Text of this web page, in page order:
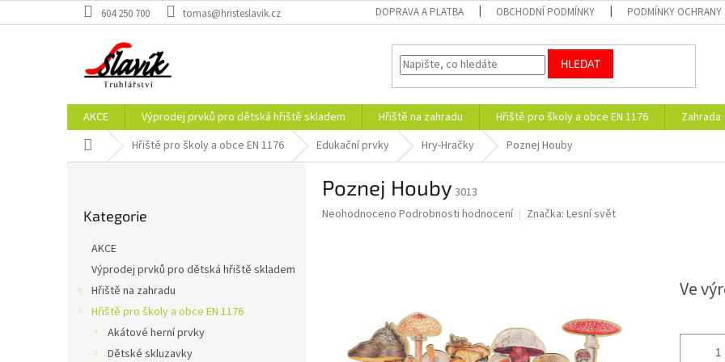
na
604 250 700 tomas@hristeslavik.cz DOPRAVA A PLATBA OBCHODNÍ PODMÍNKY PODMÍNKY OCHRANY
HLEDAT
AKCE Výprodej prvků pro dětská hřiště skladem Hřiště na zahradu Hřiště pro školy a obce EN 1176 Zahrada
Domů Hřiště pro školy a obce EN 1176 Edukační prvky Hry-Hračky Poznej Houby
kategorie
Kategorie
AKCE
Výprodej prvků pro dětská hřiště skladem
Hřiště na zahradu
Hřiště pro školy a obce EN 1176
Akátové herní prvky
Dětské skluzavky
Poznej Houby 3013
Průměrné
Neohodnoceno Podrobnosti hodnocení Značka: Lesní svět
Ve